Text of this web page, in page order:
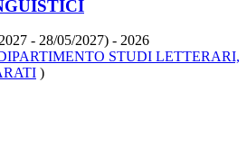
- 28/05/2027) - 2026
STUDI LETTERARI,
)